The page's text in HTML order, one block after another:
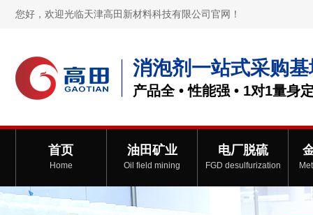
您好，欢迎光临天津高田新材料科技有限公司官网！
消泡剂一站式采购基
产品全 • 性能强 • 1对1量身
首页
Home
油田矿业
Oil field mining
电厂脱硫
FGD desulfurization